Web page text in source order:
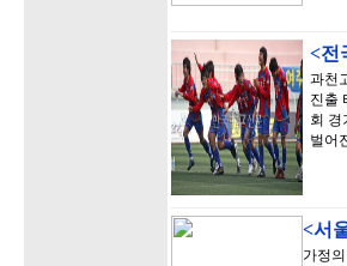
<전
과천
진출
회 경
벌어
<서
가정